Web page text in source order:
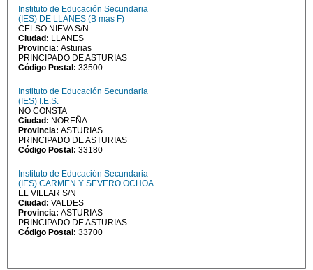
Instituto de Educación Secundaria
(IES) DE LLANES (B mas F)
CELSO NIEVA S/N
Ciudad: LLANES
Provincia: Asturias
PRINCIPADO DE ASTURIAS
Código Postal: 33500
Instituto de Educación Secundaria
(IES) I.E.S.
NO CONSTA
Ciudad: NOREÑA
Provincia: ASTURIAS
PRINCIPADO DE ASTURIAS
Código Postal: 33180
Instituto de Educación Secundaria
(IES) CARMEN Y SEVERO OCHOA
EL VILLAR S/N
Ciudad: VALDES
Provincia: ASTURIAS
PRINCIPADO DE ASTURIAS
Código Postal: 33700